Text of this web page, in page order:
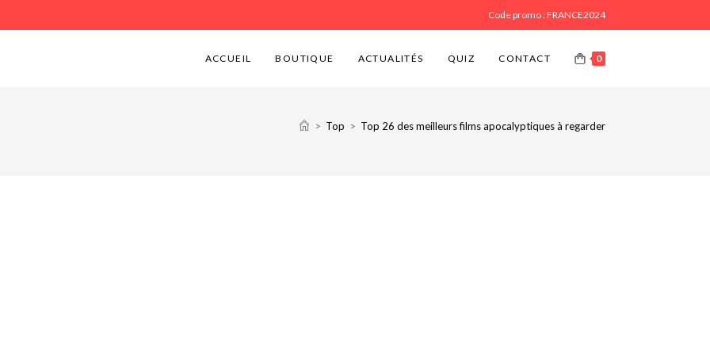
Code promo : FRANCE2024
ACCUEIL BOUTIQUE ACTUALITÉS QUIZ CONTACT 0
> Top > Top 26 des meilleurs films apocalyptiques à regarder